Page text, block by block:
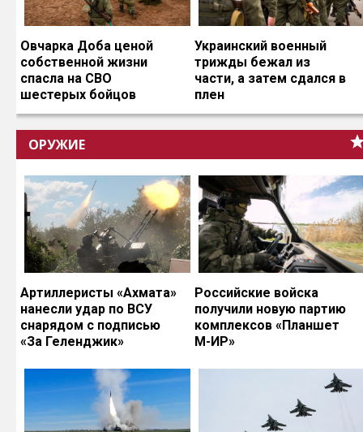
Овчарка Доба ценой
собственной жизни
спасла на СВО
шестерых бойцов
Украинский военный
трижды бежал из
части, а затем сдался в
плен
ОРУЖИЕ
Артиллеристы «Ахмата»
нанесли удар по ВСУ
снарядом с подписью
«За Геленджик»
Российские войска
получили новую партию
комплексов «Планшет
М-ИР»